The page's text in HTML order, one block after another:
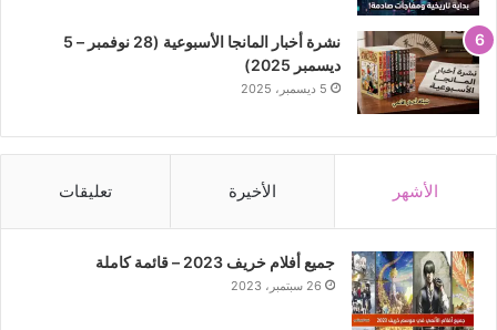
نشرة أخبار المانجا الأسبوعية (28 نوفمبر – 5
ديسمبر 2025)
5 ديسمبر، 2025
الأشهر الأخيرة تعليقات
جميع أفلام خريف 2023 – قائمة كاملة
26 سبتمبر، 2023